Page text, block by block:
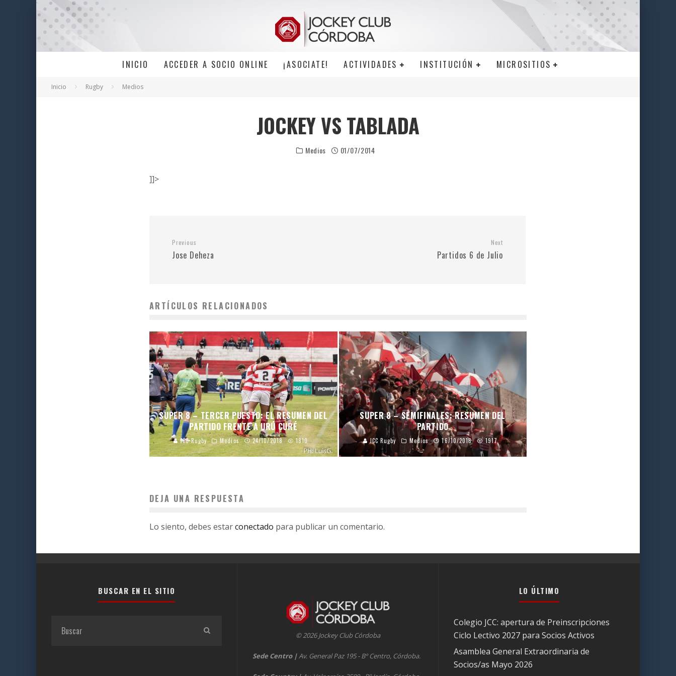
INICIO ACCEDER A SOCIO ONLINE ¡ASOCIATE! ACTIVIDADES INSTITUCIÓN MICROSITIOS
Inicio Rugby Medios
JOCKEY VS TABLADA
Medios 01/07/2014
]]>
Previous
Jose Deheza
Next
Partidos 6 de Julio
ARTÍCULOS RELACIONADOS
SUPER 8 – TERCER PUESTO: EL RESUMEN DEL
PARTIDO FRENTE A URÚ CURÉ
JCC Rugby Medios 24/10/2018 1810
SUPER 8 – SEMIFINALES: RESUMEN DEL
PARTIDO
JCC Rugby Medios 16/10/2018 1917
DEJA UNA RESPUESTA
Lo siento, debes estarconectado para publicar un comentario.
BUSCAR EN EL SITIO
© 2026 Jockey Club Córdoba
Sede Centro |Av. General Paz 195 - Bº Centro, Córdoba.
LO ÚLTIMO
Colegio JCC: apertura de Preinscripciones
Ciclo Lectivo 2027 para Socios Activos
Asamblea General Extraordinaria de
Socios/as Mayo 2026